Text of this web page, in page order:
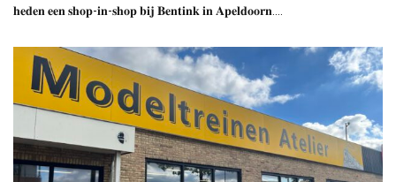
𝐡𝐞𝐝𝐞𝐧 𝐞𝐞𝐧 𝐬𝐡𝐨𝐩-𝐢𝐧-𝐬𝐡𝐨𝐩 𝐛𝐢𝐣 𝐁𝐞𝐧𝐭𝐢𝐧𝐤 𝐢𝐧 𝐀𝐩𝐞𝐥𝐝𝐨𝐨𝐫𝐧.…